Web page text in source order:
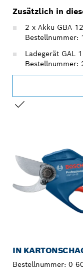
Zusätzlich in
2 x Akku GBA
Bestellnummer:
Ladegerät GAL
Bestellnummer:
IN
Bestellnummer: 0